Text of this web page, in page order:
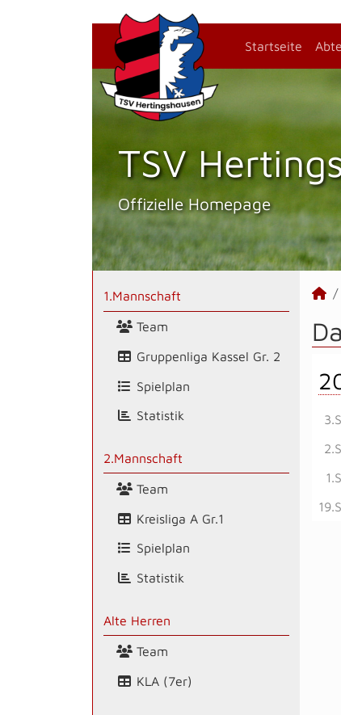
Startseite
TSV
Offizielle Homepage
1.Mannschaft
Team
Gruppenliga Kassel Gr. 2
Spielplan
Statistik
2.Mannschaft
Team
Kreisliga A Gr.1
Spielplan
Statistik
Alte Herren
Team
KLA (7er)